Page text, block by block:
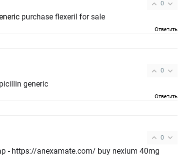
0
purchase flexeril for sale
Ответить
0
generic
Ответить
0
- https://anexamate.com/ buy nexium 40mg